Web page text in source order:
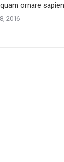
ornare sapien
2016